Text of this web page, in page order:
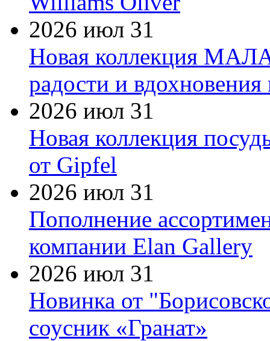
2026 июл 31
Новая коллекция
радости и
2026 июл 31
Новая коллекция
от Gipfel
2026 июл 31
Пополнение
компании Elan Gallery
2026 июл 31
Новинка от
соусник «Гранат»